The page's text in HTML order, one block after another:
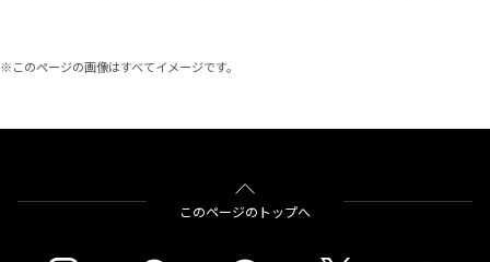
※このページの画像はすべてイメージです。
このページのトップへ